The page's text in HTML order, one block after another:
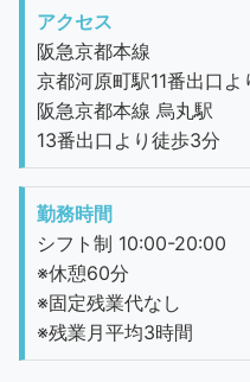
アクセス
阪急京都本線
京都河原町駅11番出口よ
阪急京都本線 烏丸駅
13番出口より徒歩3分
勤務時間
シフト制 10:00-20:00
※休憩60分
※固定残業代なし
※残業月平均3時間